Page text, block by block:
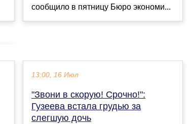
сообщило в пятницу Бюро экономи...
13:00, 16 Июл
"Звони в скорую! Срочно!":
Гузеева встала грудью за
слегшую дочь